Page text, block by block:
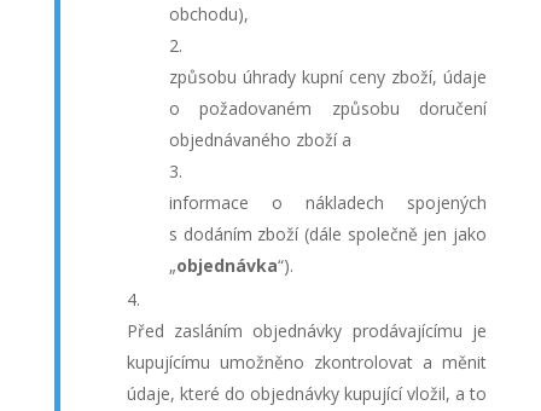
obchodu),
způsobu úhrady kupní ceny zboží, údaje
o požadovaném způsobu doručení
objednávaného zboží a
informace o nákladech spojených
s dodáním zboží (dále společně jen jako
„objednávka“).
Před zasláním objednávky prodávajícímu je
kupujícímu umožněno zkontrolovat a měnit
údaje, které do objednávky kupující vložil, a to